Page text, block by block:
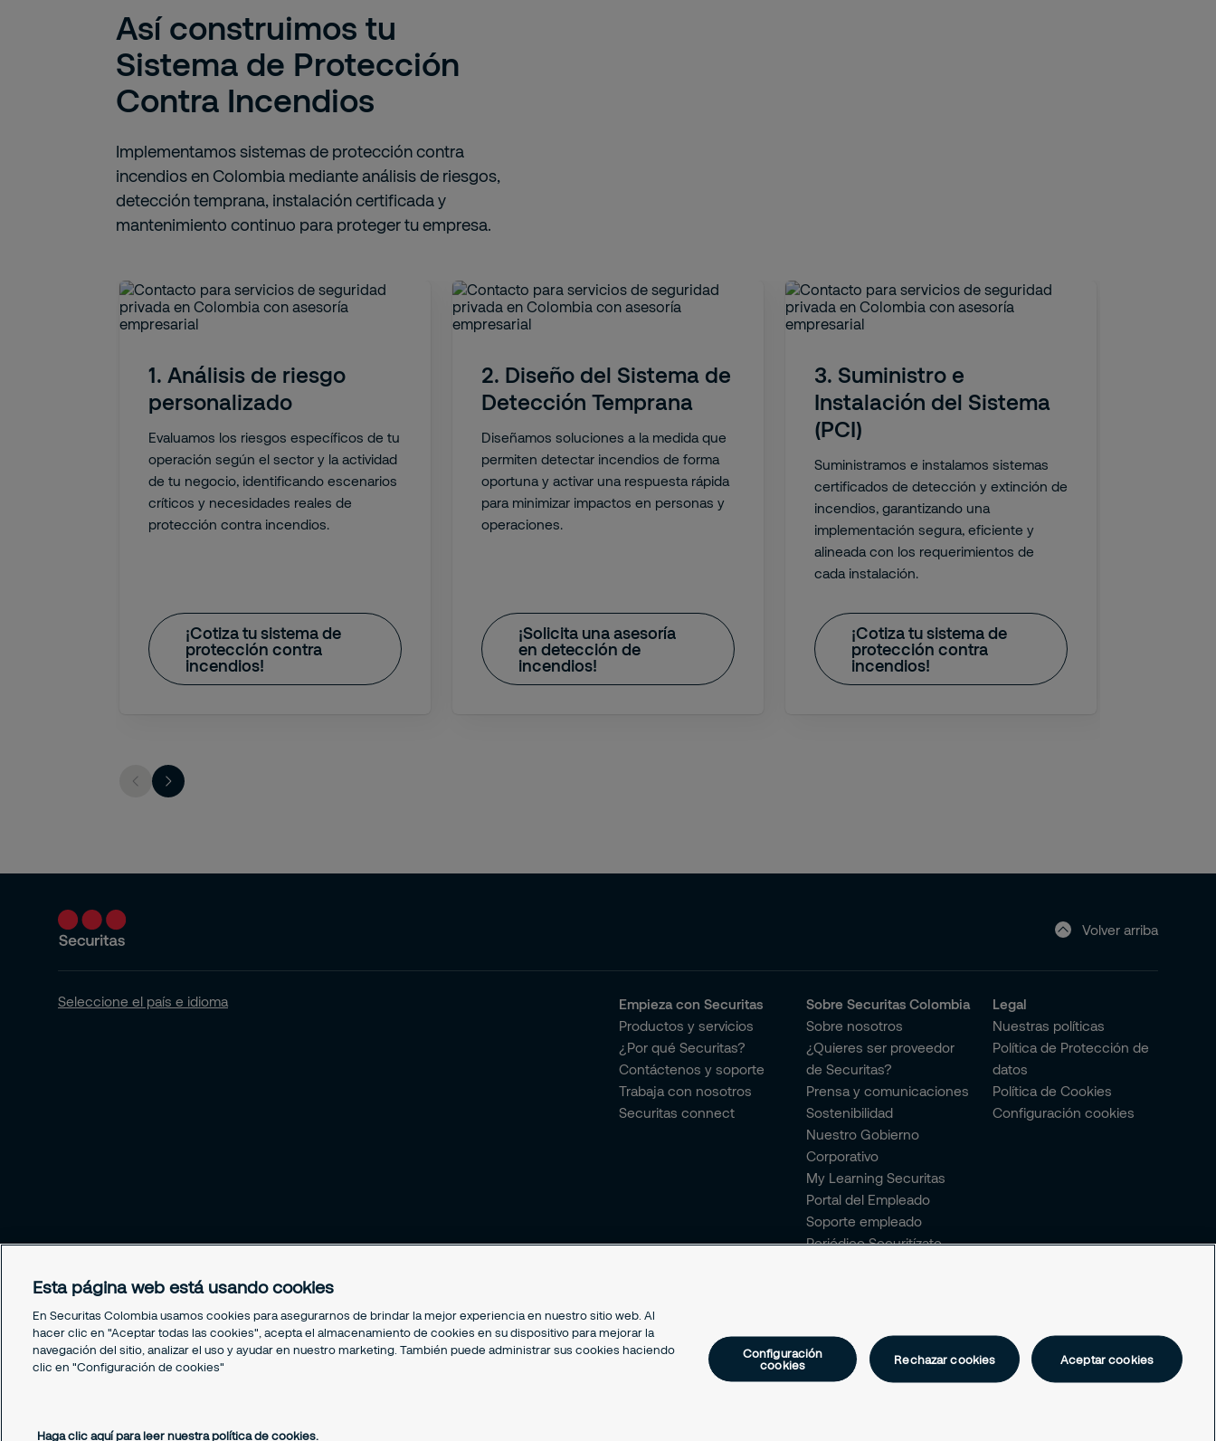
Así construimos tu
Sistema de Protección
Contra Incendios
Implementamos sistemas de protección contra
incendios en Colombia mediante análisis de riesgos,
detección temprana, instalación certificada y
mantenimiento continuo para proteger tu empresa.
1. Análisis de riesgo
personalizado
Evaluamos los riesgos específicos de tu
operación según el sector y la actividad
de tu negocio, identificando escenarios
críticos y necesidades reales de
protección contra incendios.
¡Cotiza tu sistema de
protección contra
incendios!
2. Diseño del Sistema de
Detección Temprana
Diseñamos soluciones a la medida que
permiten detectar incendios de forma
oportuna y activar una respuesta rápida
para minimizar impactos en personas y
operaciones.
¡Solicita una asesoría
en detección de
incendios!
3. Suministro e
Instalación del Sistema
(PCI)
Suministramos e instalamos sistemas
certificados de detección y extinción de
incendios, garantizando una
implementación segura, eficiente y
alineada con los requerimientos de
cada instalación.
¡Cotiza tu sistema de
protección contra
incendios!
Volver arriba
Seleccione el país e idioma
Empieza con Securitas
Productos y servicios
¿Por qué Securitas?
Contáctenos y soporte
Trabaja con nosotros
Securitas connect
Sobre Securitas Colombia
Sobre nosotros
¿Quieres ser proveedor
de Securitas?
Prensa y comunicaciones
Sostenibilidad
Nuestro Gobierno
Corporativo
My Learning Securitas
Portal del Empleado
Soporte empleado
Periódico Securitízate
Legal
Nuestras políticas
Política de Protección de
datos
Política de Cookies
Configuración cookies
Todos los derechos reservados © Securitas Colombia 2026
Esta página web está usando cookies
En Securitas Colombia usamos cookies para asegurarnos de brindar la mejor experiencia en nuestro sitio web. Al
hacer clic en "Aceptar todas las cookies", acepta el almacenamiento de cookies en su dispositivo para mejorar la
navegación del sitio, analizar el uso y ayudar en nuestro marketing. También puede administrar sus cookies haciendo
clic en "Configuración de cookies"
Haga clic aquí para leer nuestra política de cookies.
Configuración
cookies
Rechazar cookies Aceptar cookies